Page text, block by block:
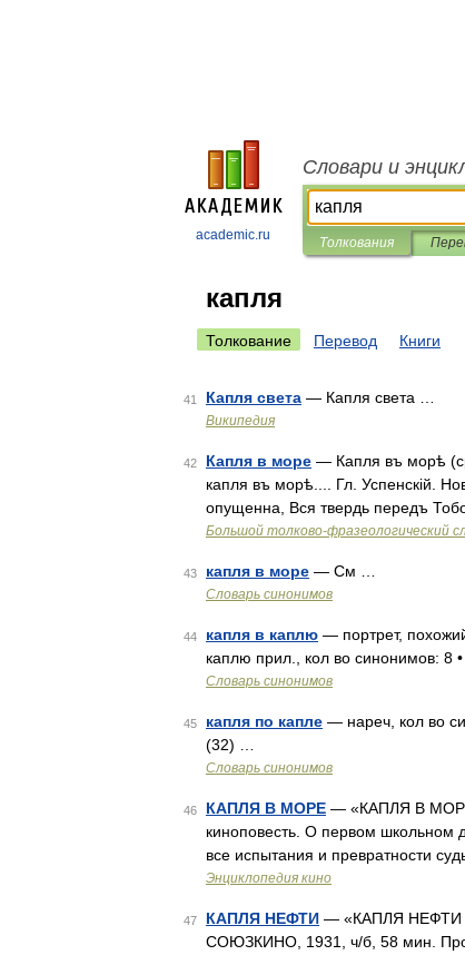
academic.ru
Словари и
Толкования
капля
Толкование Перевод Книги
41 Капля света — Капля света …
Википедия
42 Капля в море — Капля въ морѣ
капля въ морѣ.... Гл. Успенскій.
опущенна, Вся твердь передъ
Большой толково-фразеологический
43 капля в море — См …
Словарь синонимов
44 капля в каплю — портрет,
каплю прил., кол во синонимов: 8 •
Словарь синонимов
45 капля по капле — нареч, кол во
(32) …
Словарь синонимов
46 КАПЛЯ В МОРЕ — «КАПЛЯ В
киноповесть. О первом школьном
все испытания и превратности
Энциклопедия кино
47 КАПЛЯ НЕФТИ — «КАПЛЯ НЕФТИ
СОЮЗКИНО, 1931, ч/б, 58 мин.